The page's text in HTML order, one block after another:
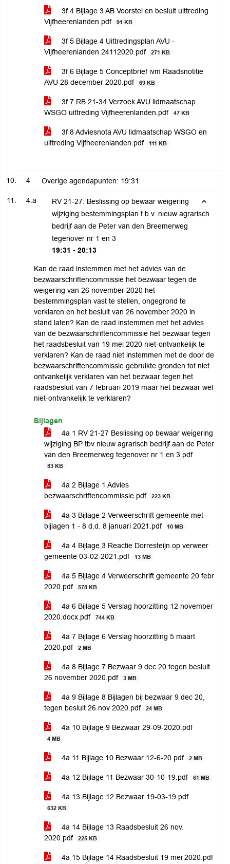
3f 4 Bijlage 3 AB Voorstel en besluit uittreding
Vijfheerenlanden.pdf
91 KB
3f 5 Bijlage 4 Uittredingsplan AVU -
Vijfheerenlanden 24112020.pdf
271 KB
3f 6 Bijlage 5 Conceptbrief ivm Raadsnotitie
AVU 28 december 2020.pdf
69 KB
3f 7 RB 21-34 Verzoek AVU lidmaatschap
WSGO uittreding Vijfheerenlanden.pdf
47 KB
3f 8 Adviesnota AVU lidmaatschap WSGO en
uittreding Vijfheerenlanden.pdf
111 KB
4 Overige agendapunten: 19:31
4.a
RV 21-27: Beslissing op bewaar weigering
wijziging bestemmingsplan t.b.v. nieuw agrarisch
bedrijf aan de Peter van den Breemerweg
tegenover nr 1 en 3
19:31 - 20:13
Kan de raad instemmen met het advies van de
bezwaarschriftencommissie het bezwaar tegen de
weigering van 26 november 2020 het
bestemmingsplan vast te stellen, ongegrond te
verklaren en het besluit van 26 november 2020 in
stand laten? Kan de raad instemmen met het advies
van de bezwaarschriftencommissie het bezwaar tegen
het raadsbesluit van 19 mei 2020 niet-ontvankelijk te
verklaren? Kan de raad niet instemmen met de door de
bezwaarschriftencommissie gebruikte gronden tot niet
ontvankelijk verklaren van het bezwaar tegen het
raadsbesluit van 7 februari 2019 maar het bezwaar wel
niet-ontvankelijk te verklaren?
Bijlagen
4a 1 RV 21-27 Beslissing op bewaar weigering
wijziging BP tbv nieuw agrarisch bedrijf aan de Peter
van den Breemerweg tegenover nr 1 en 3.pdf
83 KB
4a 2 Bijlage 1 Advies
bezwaarschriftencommissie.pdf
223 KB
4a 3 Bijlage 2 Verweerschrift gemeente met
bijlagen 1 - 8 d.d. 8 januari 2021.pdf
10 MB
4a 4 Bijlage 3 Reactie Dorresteijn op verweer
gemeente 03-02-2021.pdf
13 MB
4a 5 Bijlage 4 Verweerschrift gemeente 20 febr
2020.pdf
578 KB
4a 6 Bijlage 5 Verslag hoorzitting 12 november
2020.docx.pdf
744 KB
4a 7 Bijlage 6 Verslag hoorzitting 5 maart
2020.pdf
2 MB
4a 8 Bijlage 7 Bezwaar 9 dec 20 tegen besluit
26 november 2020.pdf
3 MB
4a 9 Bijlage 8 Bijlagen bij bezwaar 9 dec 20,
tegen besluit 26 nov 2020.pdf
24 MB
4a 10 Bijlage 9 Bezwaar 29-09-2020.pdf
4 MB
4a 11 Bijlage 10 Bezwaar 12-6-20.pdf 2 MB
4a 12 Bijlage 11 Bezwaar 30-10-19.pdf 61 MB
4a 13 Bijlage 12 Bezwaar 19-03-19.pdf
632 KB
4a 14 Bijlage 13 Raadsbesluit 26 nov.
2020.pdf
225 KB
4a 15 Bijlage 14 Raadsbesluit 19 mei 2020.pdf